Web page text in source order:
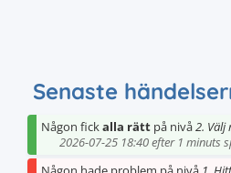
Senaste
Någon fickalla rätt på nivå2. Välj
2026-07-25 18:40 efter 1 minuts